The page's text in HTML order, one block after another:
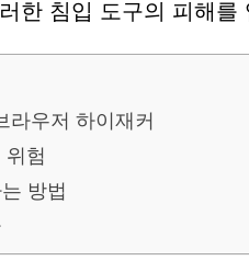
한 침입 도구의 피해
라우저 하이재커
험
방법